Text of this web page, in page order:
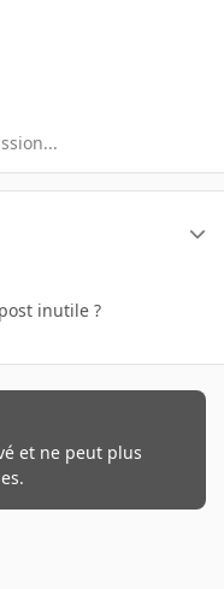
inutile ?
et ne peut plus